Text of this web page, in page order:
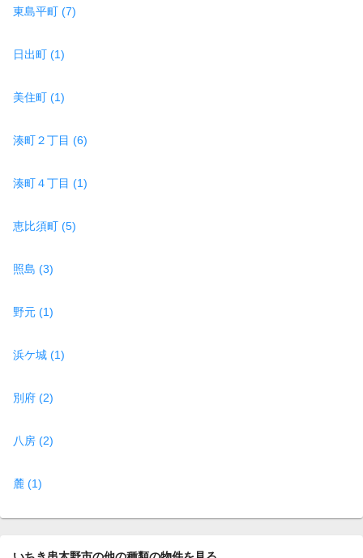
東島平町 (7)
日出町 (1)
美住町 (1)
湊町２丁目 (6)
湊町４丁目 (1)
恵比須町 (5)
照島 (3)
野元 (1)
浜ケ城 (1)
別府 (2)
八房 (2)
麓 (1)